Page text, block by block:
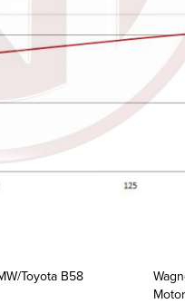
Toyota B58